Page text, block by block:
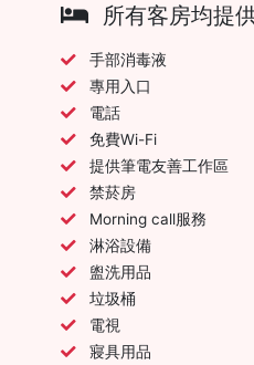
所有客房均提
手部消毒液
專用入口
電話
免費Wi-Fi
提供筆電友善工作區
禁菸房
Morning call服務
淋浴設備
盥洗用品
垃圾桶
電視
寢具用品